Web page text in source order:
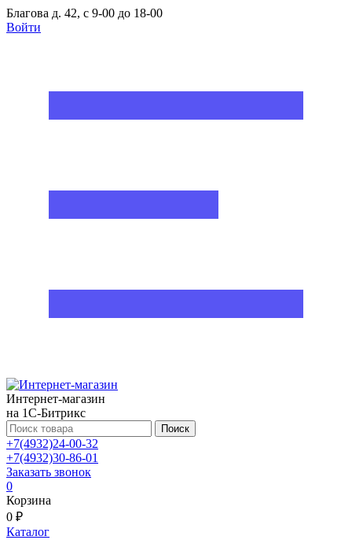
Благова д. 42, с 9-00 до 18-00
Войти
Интернет-магазин
на 1С-Битрикс
Поиск
+7(4932)24-00-32
+7(4932)30-86-01
Заказать звонок
0
Корзина
0 ₽
Каталог